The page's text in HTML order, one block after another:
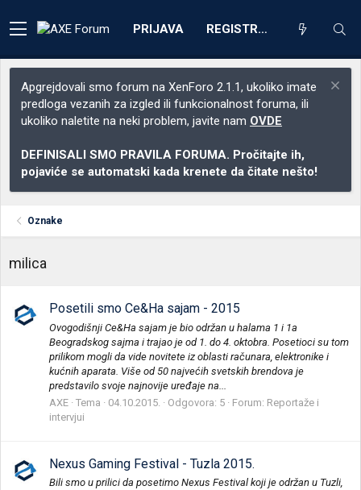
PRIJAVA REGISTRACIJA
Apgrejdovali smo forum na XenForo 2.1.1, ukoliko imate
predloga vezanih za izgled ili funkcionalnost foruma, ili
ukoliko naletite na neki problem, javite nam OVDE
DEFINISALI SMO PRAVILA FORUMA. Pročitajte ih,
pojaviće se automatski kada krenete da čitate nešto!
Oznake
milica
Posetili smo Ce&Ha sajam - 2015
Ovogodišnji Ce&Ha sajam je bio održan u halama 1 i 1a
Beogradskog sajma i trajao je od 1. do 4. oktobra. Posetioci su tom
prilikom mogli da vide novitete iz oblasti računara, elektronike i
kućnih aparata. Više od 50 najvećih svetskih brendova je
predstavilo svoje najnovije uređaje na...
AXE Tema 04.10.2015. Odgovora: 5 Forum: Reportaže i
intervjui
Nexus Gaming Festival - Tuzla 2015.
Bili smo u prilici da posetimo Nexus Festival koji je održan u Tuzli,